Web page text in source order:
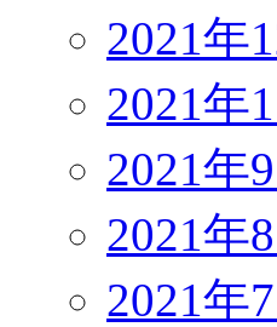
2021年
2021年
2021年
2021年
2021年